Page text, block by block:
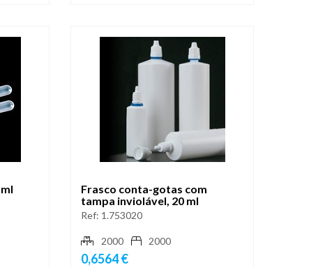
Frasco conta-gotas com
tampa inviolável, 20 ml
Ref: 1.753020
2000 2000
0,6564 €